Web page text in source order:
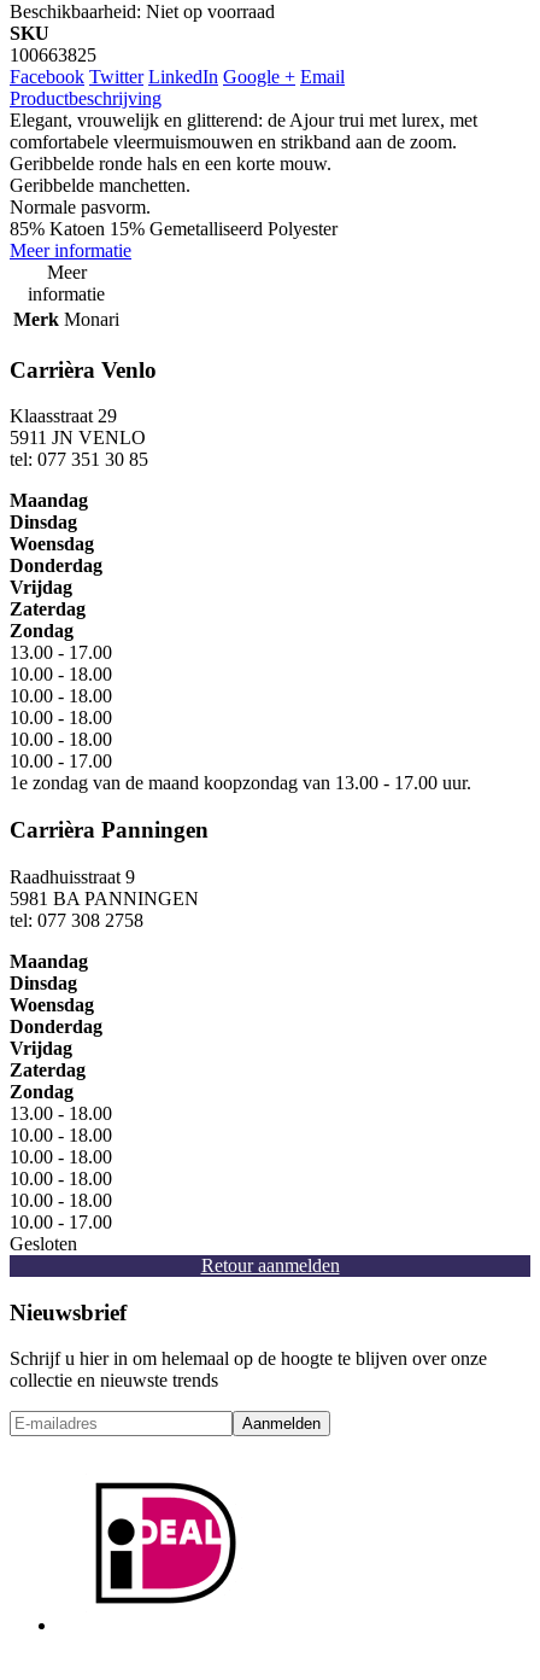
Beschikbaarheid: Niet op voorraad
SKU
100663825
Facebook Twitter LinkedIn Google + Email
Productbeschrijving
Elegant, vrouwelijk en glitterend: de Ajour trui met lurex, met
comfortabele vleermuismouwen en strikband aan de zoom.
Geribbelde ronde hals en een korte mouw.
Geribbelde manchetten.
Normale pasvorm.
85% Katoen 15% Gemetalliseerd Polyester
Meer informatie
Meer
informatie
Merk Monari
Carrièra Venlo
Klaasstraat 29
5911 JN VENLO
tel: 077 351 30 85
Maandag
Dinsdag
Woensdag
Donderdag
Vrijdag
Zaterdag
Zondag
13.00 - 17.00
10.00 - 18.00
10.00 - 18.00
10.00 - 18.00
10.00 - 18.00
10.00 - 17.00
1e zondag van de maand koopzondag van 13.00 - 17.00 uur.
Carrièra Panningen
Raadhuisstraat 9
5981 BA PANNINGEN
tel: 077 308 2758
Maandag
Dinsdag
Woensdag
Donderdag
Vrijdag
Zaterdag
Zondag
13.00 - 18.00
10.00 - 18.00
10.00 - 18.00
10.00 - 18.00
10.00 - 18.00
10.00 - 17.00
Gesloten
Retour aanmelden
Nieuwsbrief
Schrijf u hier in om helemaal op de hoogte te blijven over onze
collectie en nieuwste trends
Aanmelden